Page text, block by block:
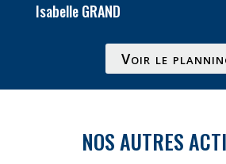
Isabelle GRAND
Voir le
NOS AUTRES